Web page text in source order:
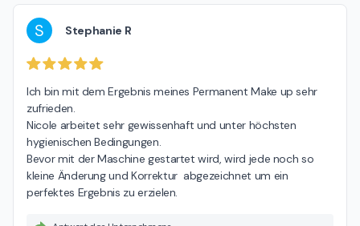
S Stephanie R
Ich bin mit dem Ergebnis meines Permanent Make up sehr
zufrieden.
Nicole arbeitet sehr gewissenhaft und unter höchsten
hygienischen Bedingungen.
Bevor mit der Maschine gestartet wird, wird jede noch so
kleine Änderung und Korrektur  abgezeichnet um ein
perfektes Ergebnis zu erzielen.